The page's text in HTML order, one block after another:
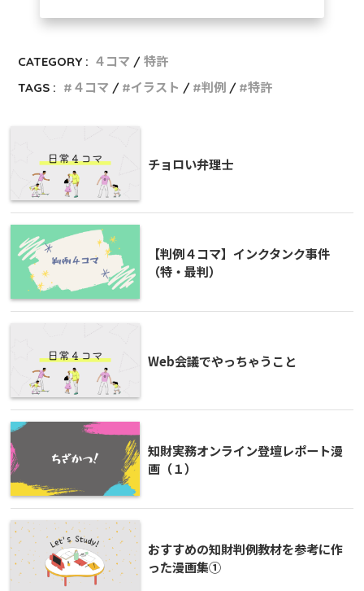
CATEGORY : ４コマ
特許
TAGS :
４コマ イラスト 判例 特許
チョロい弁理士
【判例４コマ】インクタンク事件
（特・最判）
Web会議でやっちゃうこと
知財実務オンライン登壇レポート漫
画（１）
おすすめの知財判例教材を参考に作
った漫画集①